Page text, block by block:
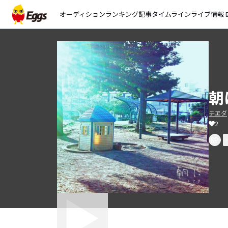
オーディションランキング記事タイムラインライブ情報
チヱダ
2